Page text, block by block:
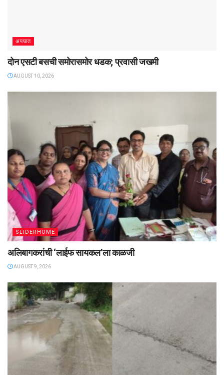
अपघात
दोन एसटी बसची समोरासमोर धडक; प्रवासी जखमी
AUGUST 10, 2026
SLIDERHOME
अलिबागकरांची ‌‘लाईफ सायकल’ला काळजी
AUGUST 9, 2026